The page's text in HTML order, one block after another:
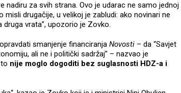
nadiru za svih strana. Ovo je udarac ne samo jednoj
drugačije, u velikoj je zabludi: ako novinari ne
vrata”, upozorio je Zovko.
smanjenje financiranja Novosti – da “Savjet
ali ne i politički sadržaj” – nazvao je
nije moglo dogoditi bez suglasnosti HDZ-a i